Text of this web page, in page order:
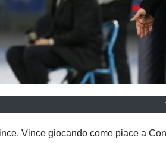
Vince giocando come piace a